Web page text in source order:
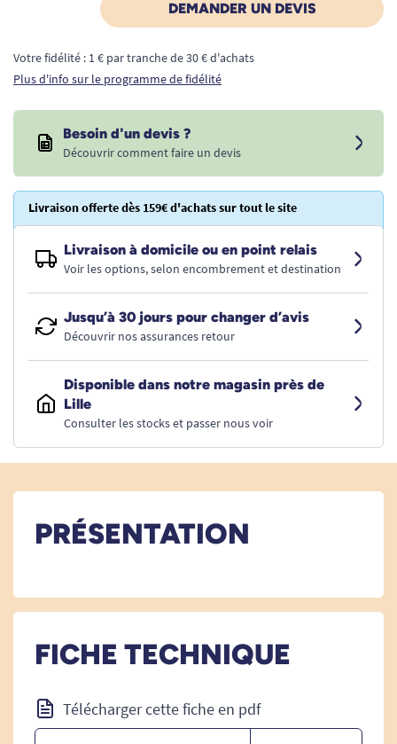
DEMANDER UN DEVIS
Votre fidélité : 1 € par tranche de 30 € d'achats
Plus d'info sur le programme de fidélité
Besoin d'un devis ?
Découvrir comment faire un devis
Livraison offerte dès 159€ d'achats sur tout le site
Livraison à domicile ou en point relais
Voir les options, selon encombrement et destination
Jusqu’à 30 jours pour changer d’avis
Découvrir nos assurances retour
Disponible dans notre magasin près de
Lille
Consulter les stocks et passer nous voir
PRÉSENTATION
FICHE TECHNIQUE
Télécharger cette fiche en pdf